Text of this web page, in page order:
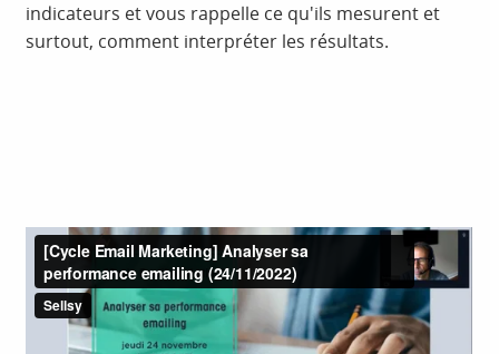
indicateurs et vous rappelle ce qu'ils mesurent et
surtout, comment interpréter les résultats.